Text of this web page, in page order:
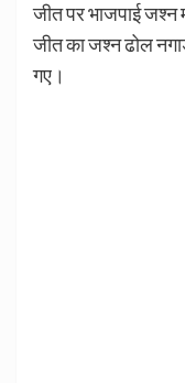
जीत पर भाजपाई जश्न
जीत का जश्न ढोल
गए।